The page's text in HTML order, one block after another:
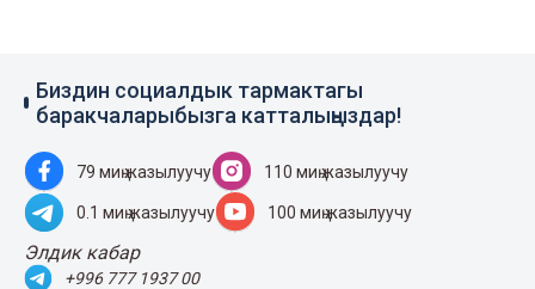
Биздин социалдык тармактагы
баракчаларыбызга катталыңыздар!
79 миң жазылуучу 110 миң жазылуучу
0.1 миң жазылуучу 100 миң жазылуучу
Элдик кабар
+996 777 1937 00